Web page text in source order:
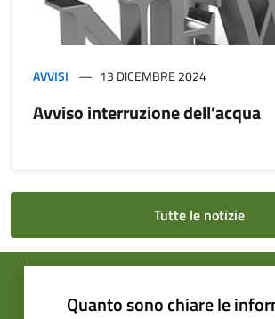
AVVISI 13 DICEMBRE 2024
Avviso interruzione dell’acqua
Tutte le notizie
Quanto sono chiare le